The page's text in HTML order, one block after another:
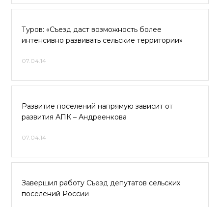
Туров: «Съезд даст возможность более
интенсивно развивать сельские территории»
07.04.14
Развитие поселений напрямую зависит от
развития АПК – Андреенкова
07.04.14
Завершил работу Съезд депутатов сельских
поселений России